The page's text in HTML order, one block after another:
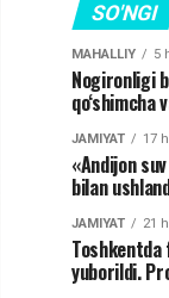
SO'NGI
MAHALLIY 5
Nogironligi
qo‘shimcha
JAMIYAT 17
«Andijon
bilan
JAMIYAT 21
yuborildi.